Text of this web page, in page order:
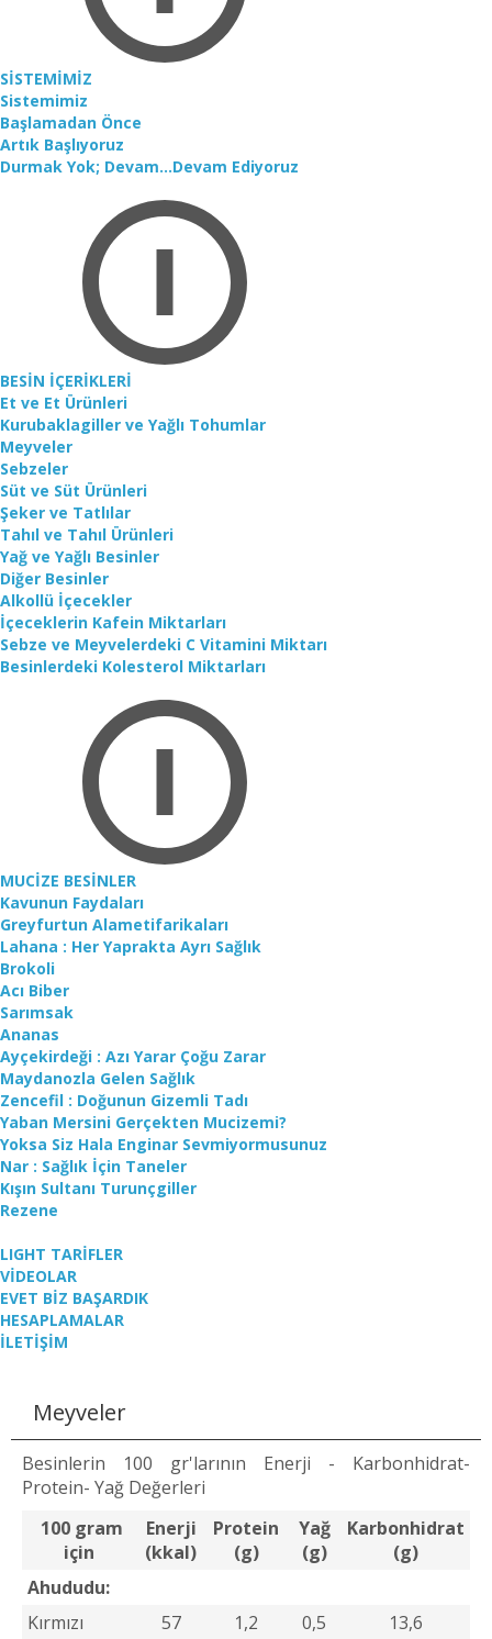
SİSTEMİMİZ
Sistemimiz
Başlamadan Önce
Artık Başlıyoruz
Durmak Yok; Devam...Devam Ediyoruz
BESİN İÇERİKLERİ
Et ve Et Ürünleri
Kurubaklagiller ve Yağlı Tohumlar
Meyveler
Sebzeler
Süt ve Süt Ürünleri
Şeker ve Tatlılar
Tahıl ve Tahıl Ürünleri
Yağ ve Yağlı Besinler
Diğer Besinler
Alkollü İçecekler
İçeceklerin Kafein Miktarları
Sebze ve Meyvelerdeki C Vitamini Miktarı
Besinlerdeki Kolesterol Miktarları
MUCİZE BESİNLER
Kavunun Faydaları
Greyfurtun Alametifarikaları
Lahana : Her Yaprakta Ayrı Sağlık
Brokoli
Acı Biber
Sarımsak
Ananas
Ayçekirdeği : Azı Yarar Çoğu Zarar
Maydanozla Gelen Sağlık
Zencefil : Doğunun Gizemli Tadı
Yaban Mersini Gerçekten Mucizemi?
Yoksa Siz Hala Enginar Sevmiyormusunuz
Nar : Sağlık İçin Taneler
Kışın Sultanı Turunçgiller
Rezene
LIGHT TARİFLER
VİDEOLAR
EVET BİZ BAŞARDIK
HESAPLAMALAR
İLETİŞİM
Meyveler
Besinlerin 100 gr'larının Enerji - Karbonhidrat-
Protein- Yağ Değerleri
100 gram
için
Enerji
(kkal)
Protein
(g)
Yağ
(g)
Karbonhidrat
(g)
Ahududu:
Kırmızı
57 1,2 0,5 13,6